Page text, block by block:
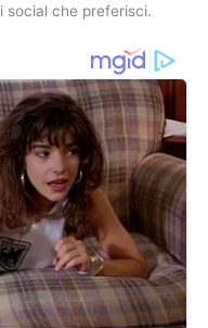
social che preferisci.